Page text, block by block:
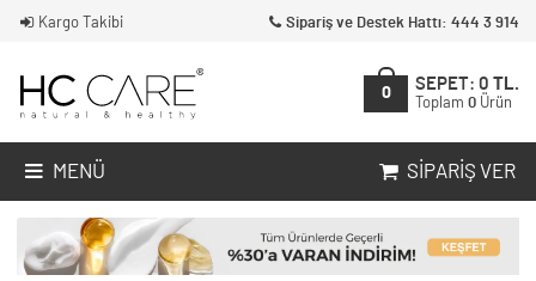
Kargo Takibi Sipariş ve Destek Hattı: 444 3 914
0
SEPET: 0 TL.
Toplam 0 Ürün
MENÜ SIPARIŞ VER